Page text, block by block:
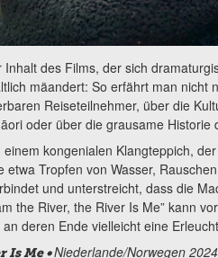
des Films, der sich
mäandert: So erfährt man nicht
Reiseteilnehmer, über die
oder über die grausame Historie
kongenialen Klangteppich,
etwa Tropfen von Wasser,
und unterstreicht, dass die
the River, the River Is Me” kann
deren Ende vielleicht eine
Is Me•Niederlande/Norwegen